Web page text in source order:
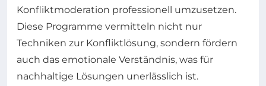
Konfliktmoderation professionell umzusetzen.
Diese Programme vermitteln nicht nur
Techniken zur Konfliktlösung, sondern fördern
auch das emotionale Verständnis, was für
nachhaltige Lösungen unerlässlich ist.